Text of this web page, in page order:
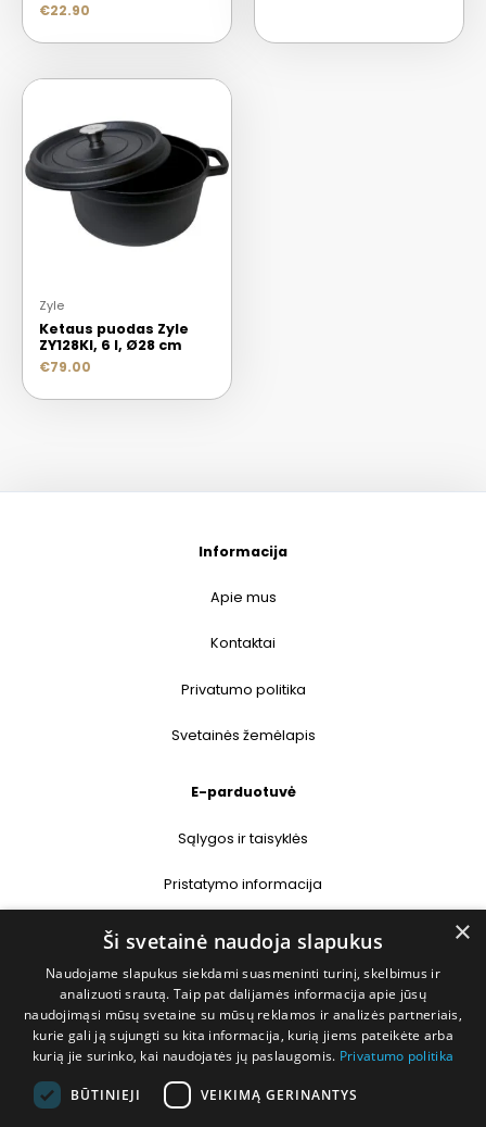
€22.90
Zyle
Ketaus puodas Zyle
ZY128KI, 6 l, Ø28 cm
€79.00
Informacija
Apie mus
Kontaktai
Privatumo politika
Svetainės žemėlapis
E-parduotuvė
Sąlygos ir taisyklės
Pristatymo informacija
Prekių grąžinimas
Kontaktai
+370 677 31358
×
Ši svetainė naudoja slapukus
Naudojame slapukus siekdami suasmeninti turinį, skelbimus ir
analizuoti srautą. Taip pat dalijamės informacija apie jūsų
naudojimąsi mūsų svetaine su mūsų reklamos ir analizės partneriais,
kurie gali ją sujungti su kita informacija, kurią jiems pateikėte arba
kurią jie surinko, kai naudojatės jų paslaugomis. Privatumo politika
BŪTINIEJI VEIKIMĄ GERINANTYS